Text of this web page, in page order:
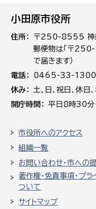
小田原市役所
住所
〒250-8555 神
郵便物は「〒
で届きます）
電話
0465-33-1300（
休み
土､日､祝日、休
開庁時間
平日8時30
市役所へのアクセス
組織一覧
お問い合わせ・市への
著作権・免責事項・プラ
ついて
サイトマップ